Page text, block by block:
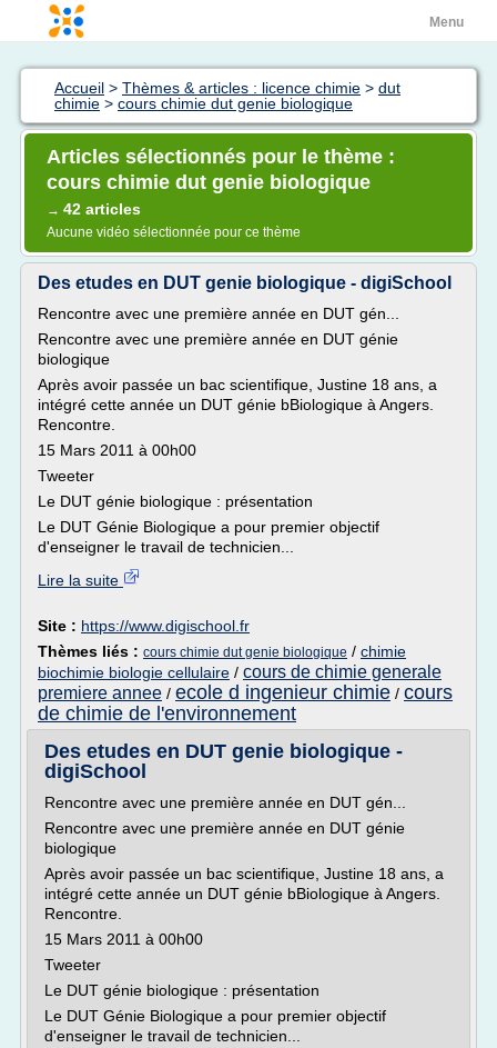
Menu
Accueil > Thèmes & articles : licence chimie > dut
chimie > cours chimie dut genie biologique
Articles sélectionnés pour le thème :
cours chimie dut genie biologique
→ 42 articles
Aucune vidéo sélectionnée pour ce thème
Des etudes en DUT genie biologique - digiSchool
Rencontre avec une première année en DUT gén...
Rencontre avec une première année en DUT génie
biologique
Après avoir passée un bac scientifique, Justine 18 ans, a
intégré cette année un DUT génie bBiologique à Angers.
Rencontre.
15 Mars 2011 à 00h00
Tweeter
Le DUT génie biologique : présentation
Le DUT Génie Biologique a pour premier objectif
d'enseigner le travail de technicien...
Lire la suite
Site : https://www.digischool.fr
Thèmes liés : cours chimie dut genie biologique / chimie
biochimie biologie cellulaire / cours de chimie generale
premiere annee / ecole d ingenieur chimie / cours
de chimie de l'environnement
Des etudes en DUT genie biologique -
digiSchool
Rencontre avec une première année en DUT gén...
Rencontre avec une première année en DUT génie
biologique
Après avoir passée un bac scientifique, Justine 18 ans, a
intégré cette année un DUT génie bBiologique à Angers.
Rencontre.
15 Mars 2011 à 00h00
Tweeter
Le DUT génie biologique : présentation
Le DUT Génie Biologique a pour premier objectif
d'enseigner le travail de technicien...